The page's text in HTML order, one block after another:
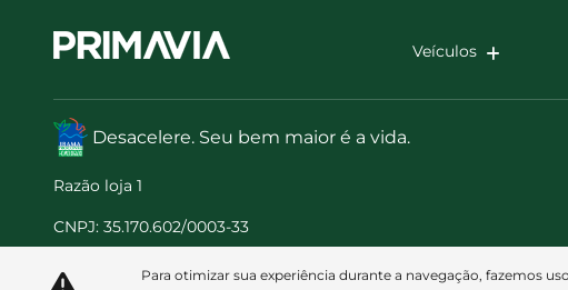
Veículos
Desacelere. Seu bem maior é a vida.
Razão loja 1
CNPJ: 35.170.602/0003-33
Para otimizar sua experiência durante a navegação, fazemos